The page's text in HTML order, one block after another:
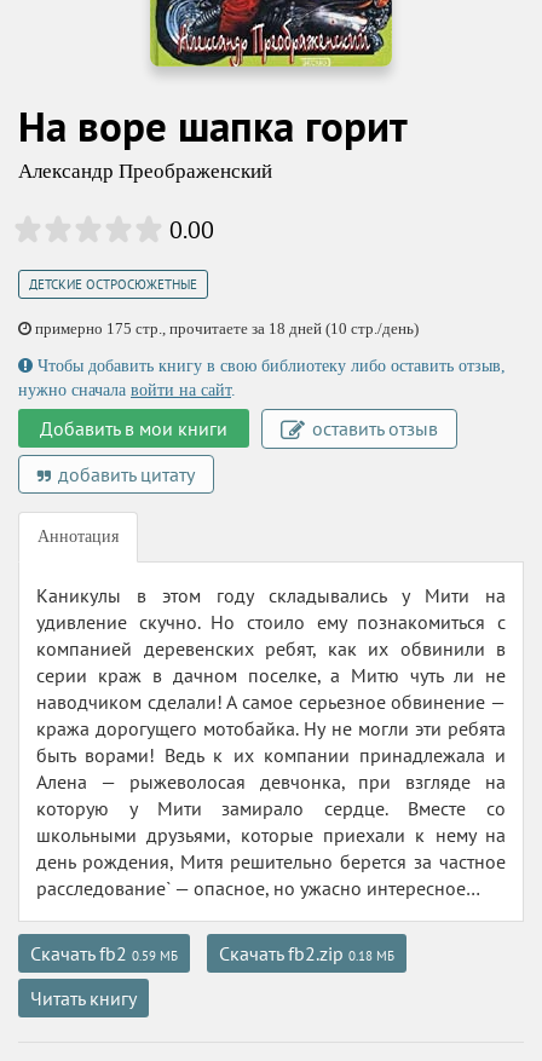
На воре шапка горит
Александр Преображенский
0.00
ДЕТСКИЕ ОСТРОСЮЖЕТНЫЕ
примерно 175 стр., прочитаете за 18 дней (10 стр./день)
Чтобы добавить книгу в свою библиотеку либо оставить отзыв,
нужно сначала войти на сайт.
Добавить в мои книги
оставить отзыв
добавить цитату
Аннотация
Каникулы в этом году складывались у Мити на
удивление скучно. Но стоило ему познакомиться с
компанией деревенских ребят, как их обвинили в
серии краж в дачном поселке, а Митю чуть ли не
наводчиком сделали! А самое серьезное обвинение —
кража дорогущего мотобайка. Ну не могли эти ребята
быть ворами! Ведь к их компании принадлежала и
Алена — рыжеволосая девчонка, при взгляде на
которую у Мити замирало сердце. Вместе со
школьными друзьями, которые приехали к нему на
день рождения, Митя решительно берется за частное
расследование` — опасное, но ужасно интересное…
Скачать fb2 0.59 МБ Скачать fb2.zip 0.18 МБ
Читать книгу